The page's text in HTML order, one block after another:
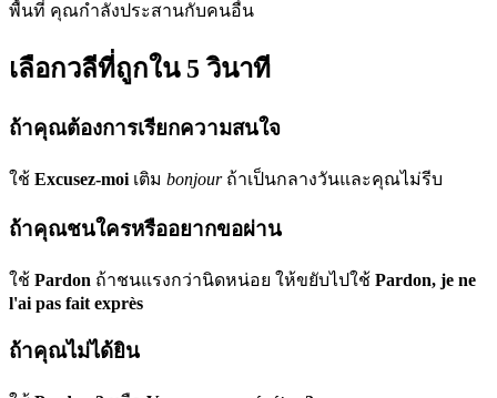
พื้นที่ คุณกำลังประสานกับคนอื่น
เลือกวลีที่ถูกใน 5 วินาที
ถ้าคุณต้องการเรียกความสนใจ
ใช้ Excusez-moi เติม bonjourถ้าเป็นกลางวันและคุณไม่รีบ
ถ้าคุณชนใครหรืออยากขอผ่าน
ใช้ Pardon ถ้าชนแรงกว่านิดหน่อย ให้ขยับไปใช้ Pardon, je ne
l'ai pas fait exprès
ถ้าคุณไม่ได้ยิน